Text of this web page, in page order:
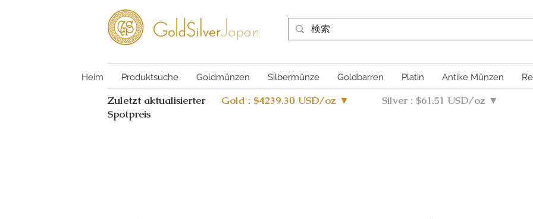
Heim Produktsuche Goldmünzen Silbermünze Goldbarren Platin Antike Münzen
Zuletzt aktualisierter
Spotpreis
Gold : $4239.30 USD/oz ▼ Silver : $61.51 USD/oz ▼